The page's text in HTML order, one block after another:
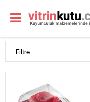
Filtre